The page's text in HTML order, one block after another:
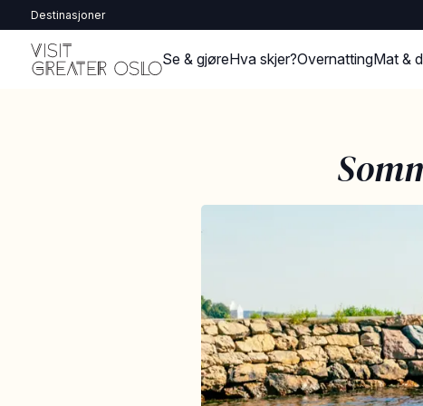
Destinasjoner
Se & gjøreHva skjer?OvernattingMat &